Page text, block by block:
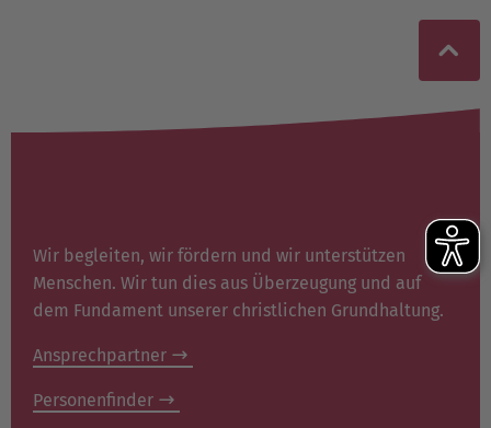
Wir begleiten, wir fördern und wir unterstützen
Menschen. Wir tun dies aus Überzeugung und auf
dem Fundament unserer christlichen Grundhaltung.
Ansprechpartner
Personenfinder